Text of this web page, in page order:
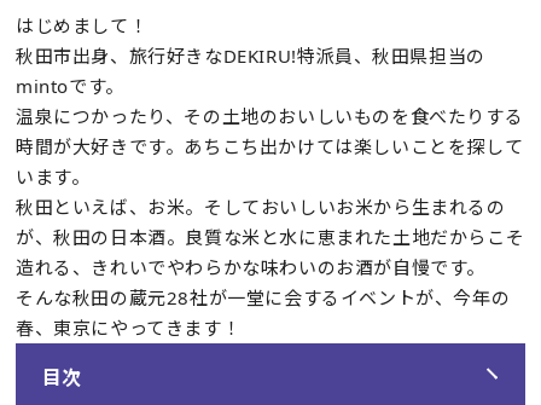
はじめまして！
秋田市出身、旅行好きなDEKIRU!特派員、秋田県担当の
mintoです。
温泉につかったり、その土地のおいしいものを食べたりする
時間が大好きです。あちこち出かけては楽しいことを探して
います。
秋田といえば、お米。そしておいしいお米から生まれるの
が、秋田の日本酒。良質な米と水に恵まれた土地だからこそ
造れる、きれいでやわらかな味わいのお酒が自慢です。
そんな秋田の蔵元28社が一堂に会するイベントが、今年の
春、東京にやってきます！
目次